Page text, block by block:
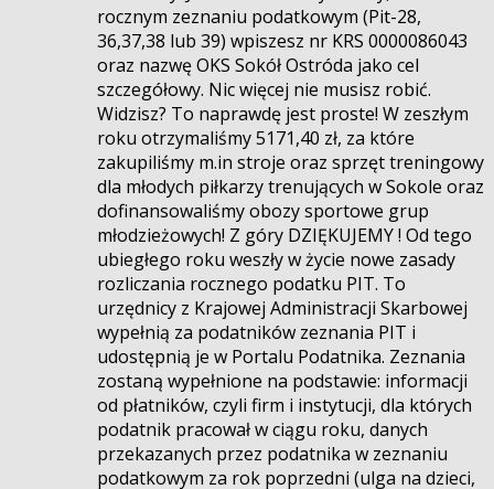
rocznym zeznaniu podatkowym (Pit-28,
36,37,38 lub 39) wpiszesz nr KRS 0000086043
oraz nazwę OKS Sokół Ostróda jako cel
szczegółowy. Nic więcej nie musisz robić.
Widzisz? To naprawdę jest proste! W zeszłym
roku otrzymaliśmy 5171,40 zł, za które
zakupiliśmy m.in stroje oraz sprzęt treningowy
dla młodych piłkarzy trenujących w Sokole oraz
dofinansowaliśmy obozy sportowe grup
młodzieżowych! Z góry DZIĘKUJEMY ! Od tego
ubiegłego roku weszły w życie nowe zasady
rozliczania rocznego podatku PIT. To
urzędnicy z Krajowej Administracji Skarbowej
wypełnią za podatników zeznania PIT i
udostępnią je w Portalu Podatnika. Zeznania
zostaną wypełnione na podstawie: informacji
od płatników, czyli firm i instytucji, dla których
podatnik pracował w ciągu roku, danych
przekazanych przez podatnika w zeznaniu
podatkowym za rok poprzedni (ulga na dzieci,